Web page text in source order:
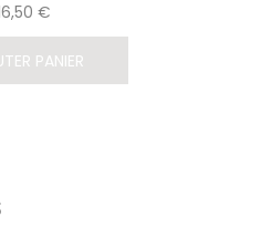
€
PANIER